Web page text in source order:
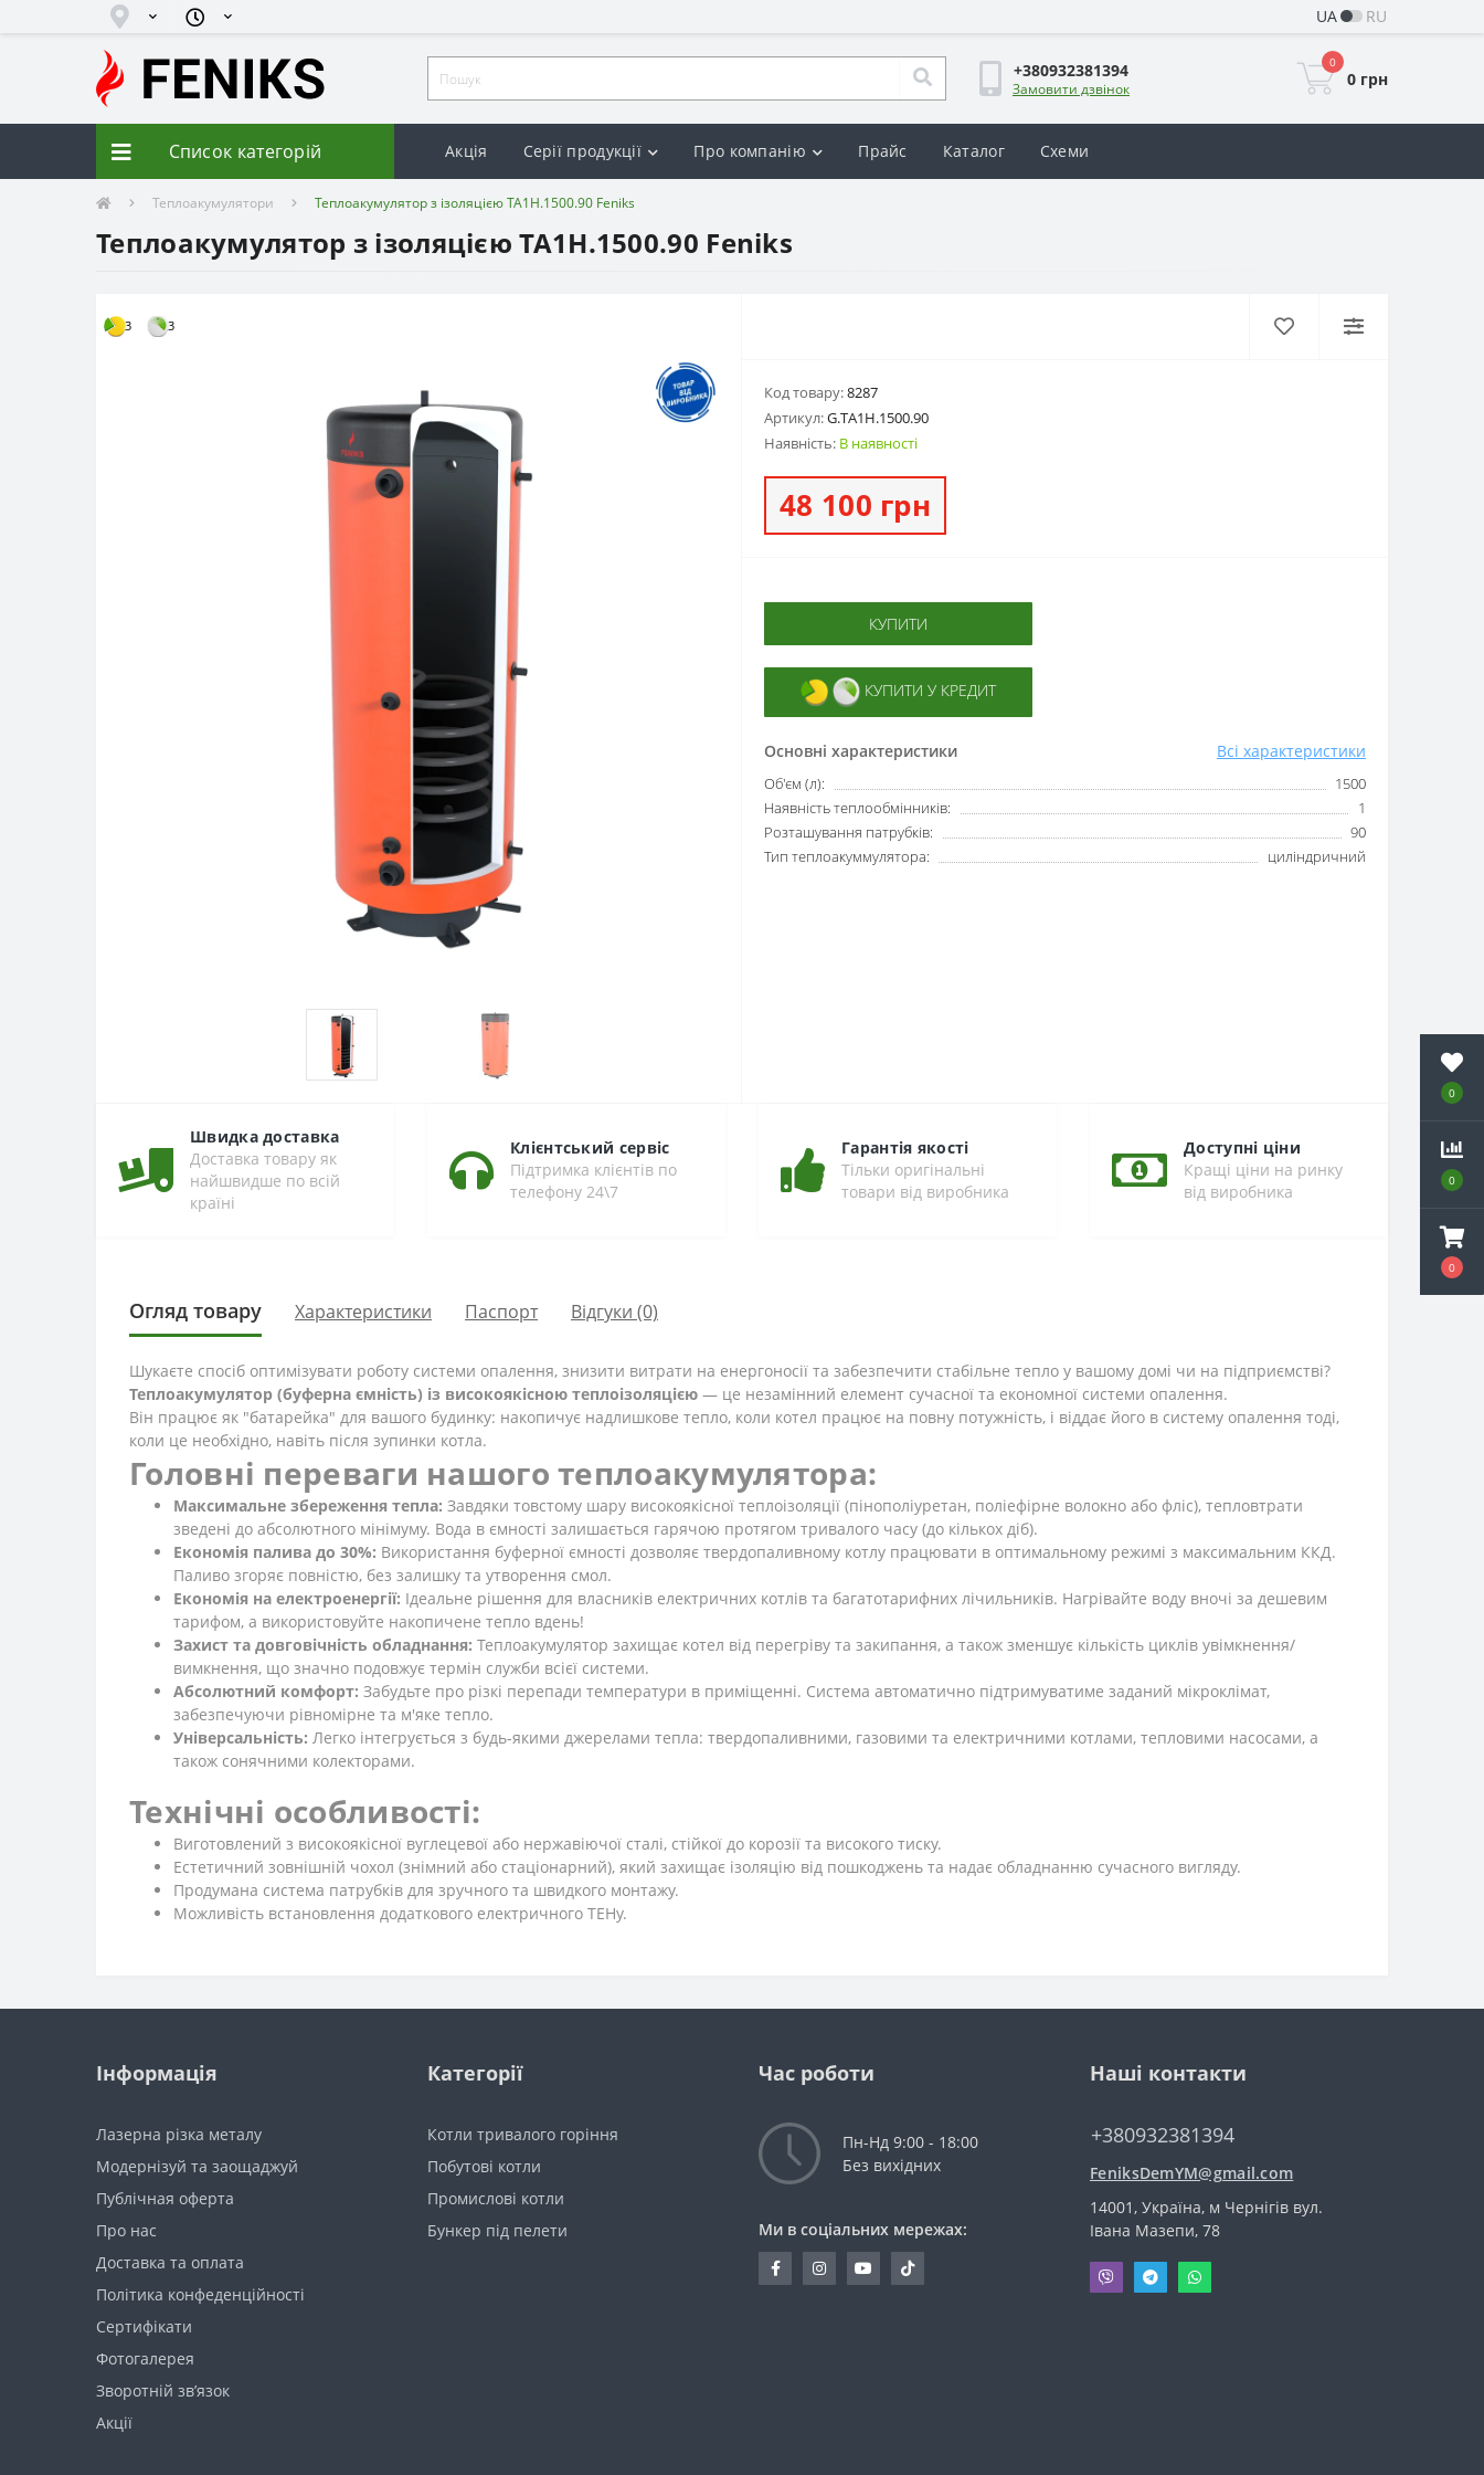
0
0
0
UA RU
+380932381394
Замовити дзвінок
0
0 грн
Список категорій Акція Серії продукції Про компанію Прайс Каталог Схеми
Теплоакумулятори Теплоакумулятор з ізоляцією ТА1Н.1500.90 Feniks
Теплоакумулятор з ізоляцією ТА1Н.1500.90 Feniks
3 3
Код товару:8287
Артикул:G.ТA1H.1500.90
Наявність: В наявності
48 100 грн
Основні характеристики Всі характеристики
Об'єм (л):
1500
Наявність теплообмінників:
1
Розташування патрубків:
90
Тип теплоакуммулятора:
циліндричний
КУПИТИ
КУПИТИ У КРЕДИТ
Швидка доставка
Доставка товару як
найшвидше по всій
країні
Клієнтський сервіс
Підтримка клієнтів по
телефону 24\7
Гарантія якості
Тільки оригінальні
товари від виробника
Доступні ціни
Кращі ціни на ринку
від виробника
Огляд товару Характеристики Паспорт Відгуки (0)
Шукаєте спосіб оптимізувати роботу системи опалення, знизити витрати на енергоносії та забезпечити стабільне тепло у вашому домі чи на підприємстві?
Теплоакумулятор (буферна ємність) із високоякісною теплоізоляцією — це незамінний елемент сучасної та економної системи опалення.
Він працює як "батарейка" для вашого будинку: накопичує надлишкове тепло, коли котел працює на повну потужність, і віддає його в систему опалення тоді,
коли це необхідно, навіть після зупинки котла.
Головні переваги нашого теплоакумулятора:
Максимальне збереження тепла: Завдяки товстому шару високоякісної теплоізоляції (пінополіуретан, поліефірне волокно або фліс), тепловтрати
зведені до абсолютного мінімуму. Вода в ємності залишається гарячою протягом тривалого часу (до кількох діб).
Економія палива до 30%: Використання буферної ємності дозволяє твердопаливному котлу працювати в оптимальному режимі з максимальним ККД.
Паливо згоряє повністю, без залишку та утворення смол.
Економія на електроенергії: Ідеальне рішення для власників електричних котлів та багатотарифних лічильників. Нагрівайте воду вночі за дешевим
тарифом, а використовуйте накопичене тепло вдень!
Захист та довговічність обладнання: Теплоакумулятор захищає котел від перегріву та закипання, а також зменшує кількість циклів увімкнення/
вимкнення, що значно подовжує термін служби всієї системи.
Абсолютний комфорт: Забудьте про різкі перепади температури в приміщенні. Система автоматично підтримуватиме заданий мікроклімат,
забезпечуючи рівномірне та м'яке тепло.
Універсальність: Легко інтегрується з будь-якими джерелами тепла: твердопаливними, газовими та електричними котлами, тепловими насосами, а
також сонячними колекторами.
Технічні особливості:
Виготовлений з високоякісної вуглецевої або нержавіючої сталі, стійкої до корозії та високого тиску.
Естетичний зовнішній чохол (знімний або стаціонарний), який захищає ізоляцію від пошкоджень та надає обладнанню сучасного вигляду.
Продумана система патрубків для зручного та швидкого монтажу.
Можливість встановлення додаткового електричного ТЕНу.
Інформація
Лазерна різка металу
Модернізуй та заощаджуй
Публічная оферта
Про нас
Доставка та оплата
Політика конфеденційності
Сертифікати
Фотогалерея
Зворотній зв’язок
Акції
Категорії
Котли тривалого горіння
Побутові котли
Промислові котли
Бункер під пелети
Час роботи
Пн-Нд 9:00 - 18:00
Без вихідних
Ми в соціальних мережах:
Наші контакти
+380932381394
FeniksDemYM@gmail.com
14001, Україна, м Чернігів вул.
Івана Мазепи, 78